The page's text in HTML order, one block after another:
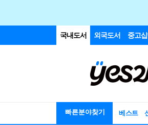
국내도서 외국도서 중고샵
빠른분야찾기 베스트